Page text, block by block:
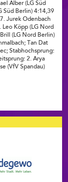
Alber (LG Süd
Süd Berlin) 4:14,39
Jurek Odenbach
Leo Köpp (LG Nord
(LG Nord Berlin)
Tan Dat
Stabhochsprung:
2. Arya
(VfV Spandau)